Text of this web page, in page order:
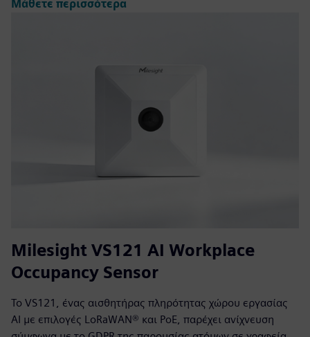
Μάθετε περισσότερα
Milesight VS121 AI Workplace
Occupancy Sensor
Το VS121, ένας αισθητήρας πληρότητας χώρου εργασίας
AI με επιλογές LoRaWAN® και PoE, παρέχει ανίχνευση